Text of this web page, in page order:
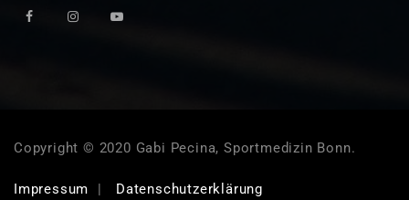
Copyright © 2020 Gabi Pecina, Sportmedizin Bonn.
Impressum Datenschutzerklärung